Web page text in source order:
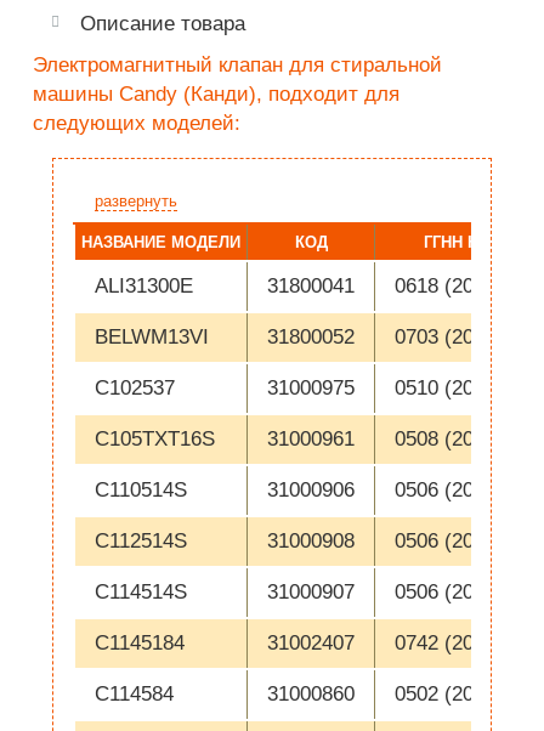
Описание товара
Электромагнитный клапан для стиральной
машины Candy (Канди), подходит для
следующих моделей:
развернуть
НАЗВАНИЕ МОДЕЛИ КОД ГГНН НАЧАЛО
ALI31300E 31800041 0618 (2006-05-
BELWM13VI 31800052 0703 (2007-01-
C102537 31000975 0510 (2005-03-
C105TXT16S 31000961 0508 (2005-02-
C110514S 31000906 0506 (2005-02-
C112514S 31000908 0506 (2005-02-
C114514S 31000907 0506 (2005-02-
C1145184 31002407 0742 (2007-10-
C114584 31000860 0502 (2005-01-